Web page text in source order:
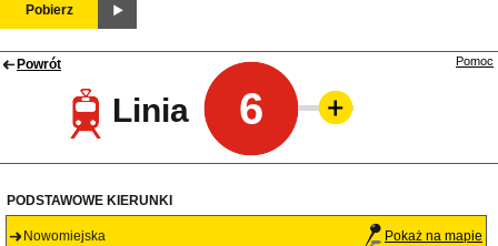
Pobierz
Powrót
Linia 6
Pomoc
PODSTAWOWE KIERUNKI
Nowomiejska Pokaż na mapie